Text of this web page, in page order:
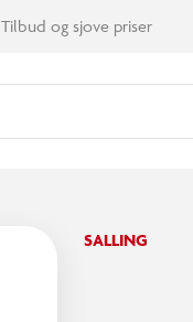
Tilbud og sjove priser
SALLING